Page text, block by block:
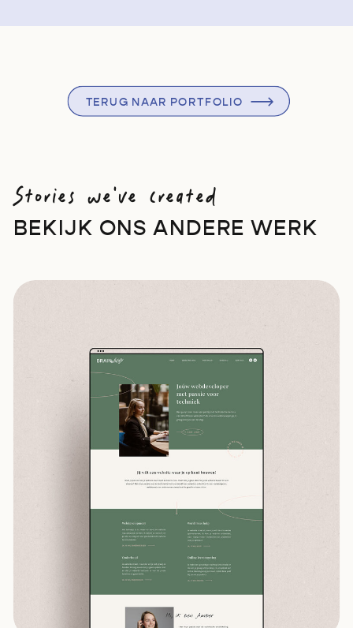
BEKIJK ONS ANDERE WERK
Stories we've created
TERUG NAAR PORTFOLIO